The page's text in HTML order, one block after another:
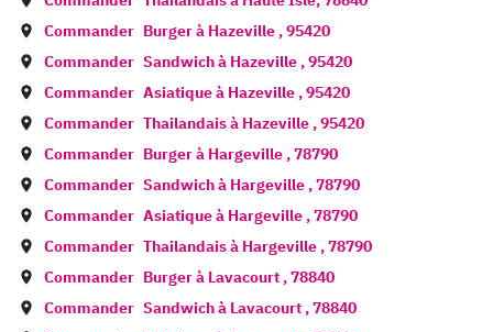
Commander Burger à Hazeville ,95420
Commander Sandwich à Hazeville ,95420
Commander Asiatique à Hazeville ,95420
Commander Thailandais à Hazeville ,95420
Commander Burger à Hargeville ,78790
Commander Sandwich à Hargeville ,78790
Commander Asiatique à Hargeville ,78790
Commander Thailandais à Hargeville ,78790
Commander Burger à Lavacourt ,78840
Commander Sandwich à Lavacourt ,78840